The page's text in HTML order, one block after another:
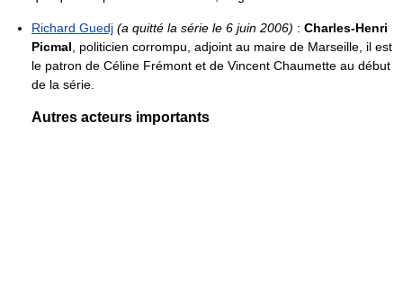
Richard Guedj (a quitté la série le 6 juin 2006) : Charles-Henri
Picmal , politicien corrompu, adjoint au maire de Marseille, il est
le patron de Céline Frémont et de Vincent Chaumette au début
de la série.
Autres acteurs importants